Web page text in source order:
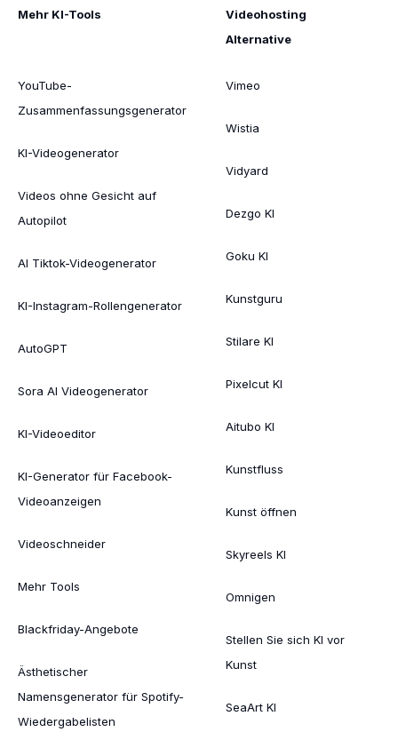
Mehr KI-Tools
YouTube-
Zusammenfassungsgenerator
KI-Videogenerator
Videos ohne Gesicht auf
Autopilot
AI Tiktok-Videogenerator
KI-Instagram-Rollengenerator
AutoGPT
Sora AI Videogenerator
KI-Videoeditor
KI-Generator für Facebook-
Videoanzeigen
Videoschneider
Mehr Tools
Blackfriday-Angebote
Ästhetischer
Namensgenerator für Spotify-
Wiedergabelisten
Videohosting
Alternative
Vimeo
Wistia
Vidyard
Dezgo KI
Goku KI
Kunstguru
Stilare KI
Pixelcut KI
Aitubo KI
Kunstfluss
Kunst öffnen
Skyreels KI
Omnigen
Stellen Sie sich KI vor
Kunst
SeaArt KI